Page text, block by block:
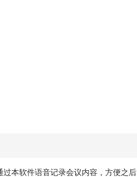
本软件语音记录会议内容，方便之后